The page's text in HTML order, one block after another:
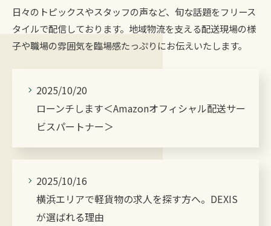
日々のトピックスやスタッフの声など、旬な話題をフリース
タイルで配信しております。地域物流を支える配送現場の様
子や職場の雰囲気を臨場感たっぷりにお伝えいたします。
2025/10/20
ローンチします＜Amazonオフィシャル配送サー
ビスパートナー＞
2025/10/16
横浜エリアで軽貨物の求人を探す方へ。DEXIS
が選ばれる理由